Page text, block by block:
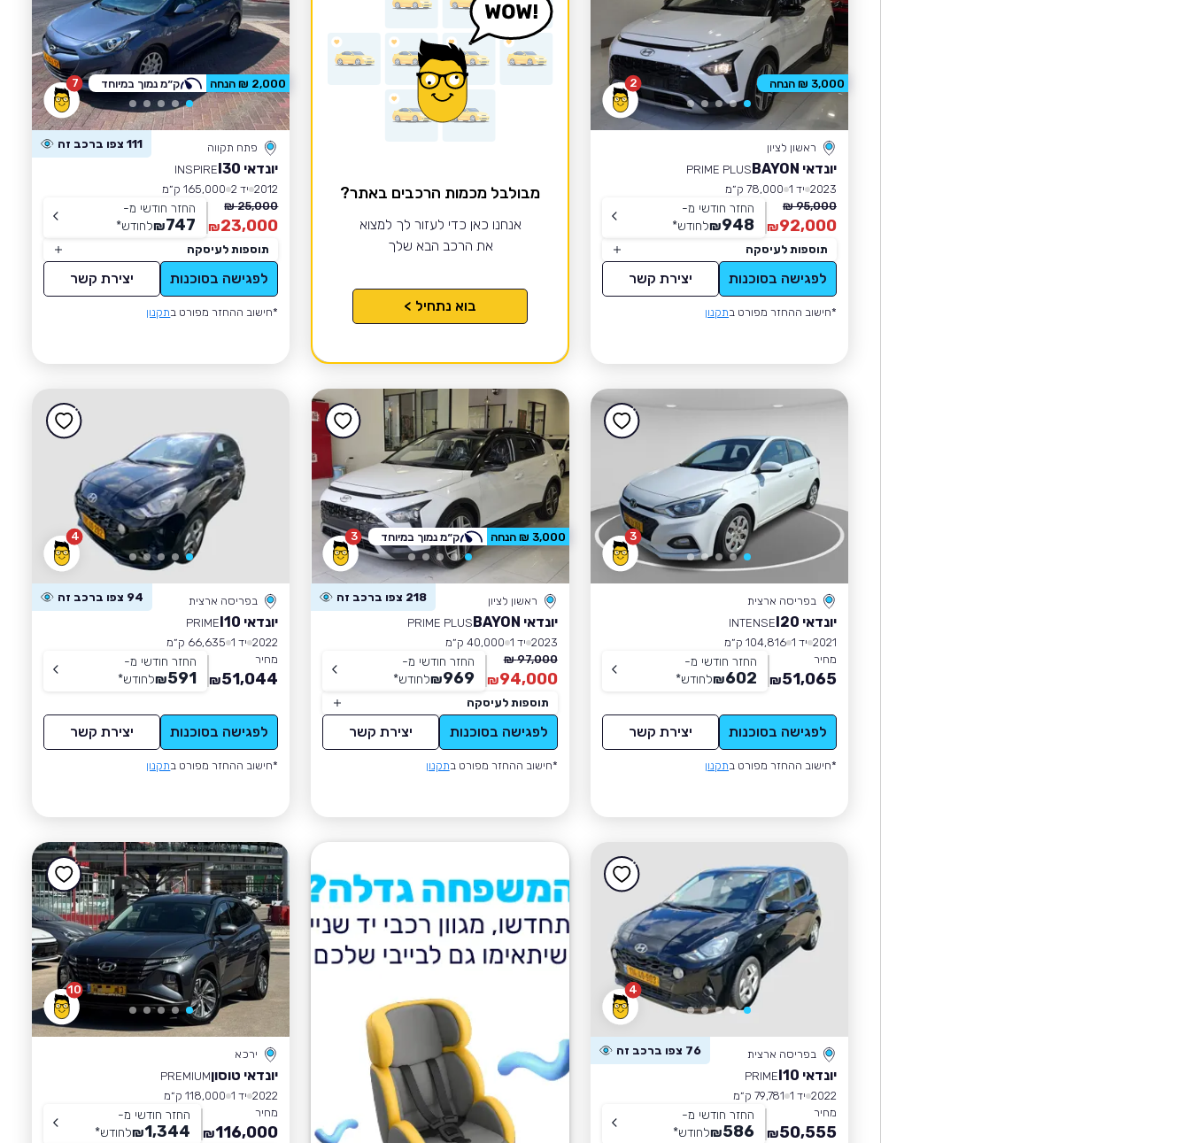
2
ראשון לציון
יונדאי BAYON
PRIME PLUS
2023 יד 1
78,000 ק״מ
95,000 ₪
92,000
₪
החזר חודשי מ-
948
₪לחודש*
תוספות לעיסקה
לפגישה בסוכנות יצירת קשר
*חישוב ההחזר מפורט בתקנון
3,000 ₪ הנחה
מבולבל מכמות הרכבים באתר?
אנחנו כאן כדי לעזור לך למצוא
את הרכב הבא שלך
בוא נתחיל >
7
פתח תקווה 111 צפו ברכב זה
יונדאי I30
INSPIRE
2012 יד 2
165,000 ק״מ
25,000 ₪
23,000
₪
החזר חודשי מ-
747
₪לחודש*
תוספות לעיסקה
לפגישה בסוכנות יצירת קשר
*חישוב ההחזר מפורט בתקנון
2,000 ₪ הנחה ק״מ נמוך במיוחד
3
בפריסה ארצית
יונדאי I20
INTENSE
2021 יד 1
104,816 ק״מ
מחיר
51,065
₪
החזר חודשי מ-
602
₪לחודש*
לפגישה בסוכנות יצירת קשר
*חישוב ההחזר מפורט בתקנון
3
ראשון לציון 218 צפו ברכב זה
יונדאי BAYON
PRIME PLUS
2023 יד 1
40,000 ק״מ
97,000 ₪
94,000
₪
החזר חודשי מ-
969
₪לחודש*
תוספות לעיסקה
לפגישה בסוכנות יצירת קשר
*חישוב ההחזר מפורט בתקנון
3,000 ₪ הנחה ק״מ נמוך במיוחד 4
בפריסה ארצית 94 צפו ברכב זה
יונדאי I10
PRIME
2022 יד 1
66,635 ק״מ
מחיר
51,044
₪
החזר חודשי מ-
591
₪לחודש*
לפגישה בסוכנות יצירת קשר
*חישוב ההחזר מפורט בתקנון
4
בפריסה ארצית 76 צפו ברכב זה
יונדאי I10
PRIME
2022 יד 1
79,781 ק״מ
מחיר
50,555
₪
החזר חודשי מ-
586
₪לחודש*
10
ירכא
יונדאי טוסוןPREMIUM
2022 יד 1
118,000 ק״מ
מחיר
116,000
₪
החזר חודשי מ-
1,344
₪לחודש*